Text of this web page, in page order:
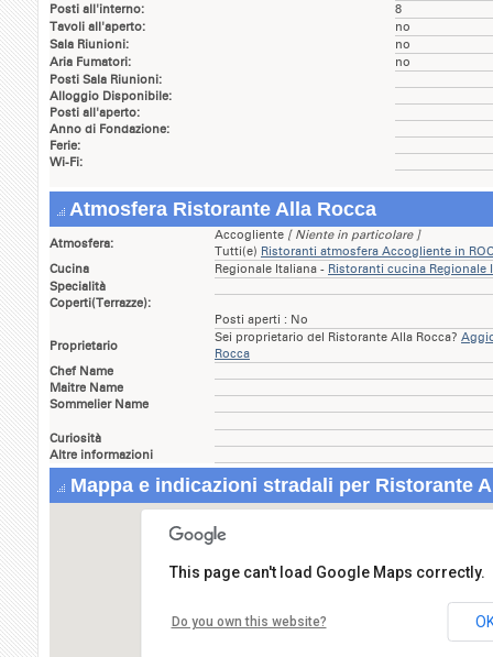
Posti all'interno:
8
Tavoli all'aperto:
no
Sala Riunioni:
no
Aria Fumatori:
no
Posti Sala Riunioni:
Alloggio Disponibile:
Posti all'aperto:
Anno di Fondazione:
Ferie:
Wi-Fi:
Atmosfera Ristorante Alla Rocca
Atmosfera:
Accogliente [ Niente in particolare ]
Tutti(e) Ristoranti atmosfera Accogliente in
Cucina
Regionale Italiana - Ristoranti cucina Regionale
Specialità
Coperti(Terrazze):
Posti aperti : No
Proprietario
Sei proprietario del Ristorante Alla Rocca?
Rocca
Chef Name
Maitre Name
Sommelier Name
Curiosità
Altre informazioni
Mappa e indicazioni stradali per Ristorante
Ristorante Alla Rocca
15078 ROCCA
This page can't load Google Maps correctly.
Do you own this website?